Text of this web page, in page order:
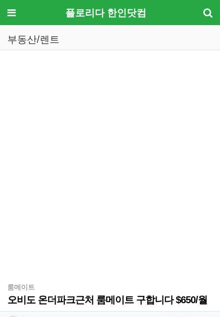
메뉴 플로리다 한인닷컴
부동산/렌트
룸메이트
오비도 온더파크근처 룸메이트 구합니다 $650/월